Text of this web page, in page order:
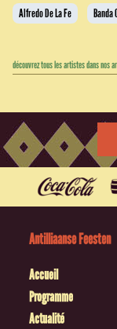
Alfredo De La Fe Banda
découvrez tous les artistes dans nos
Antilliaanse Feesten
Accueil
Programme
Actualité